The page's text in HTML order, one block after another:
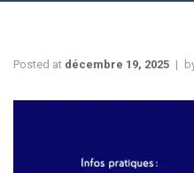
Posted at décembre 19, 2025